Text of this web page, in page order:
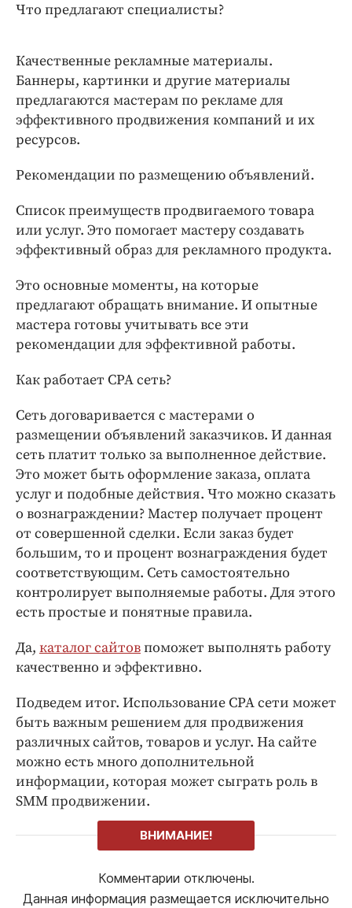
Что предлагают специалисты?
Качественные рекламные материалы.
Баннеры, картинки и другие материалы
предлагаются мастерам по рекламе для
эффективного продвижения компаний и их
ресурсов.
Рекомендации по размещению объявлений.
Список преимуществ продвигаемого товара
или услуг. Это помогает мастеру создавать
эффективный образ для рекламного продукта.
Это основные моменты, на которые
предлагают обращать внимание. И опытные
мастера готовы учитывать все эти
рекомендации для эффективной работы.
Как работает СРА сеть?
Сеть договаривается с мастерами о
размещении объявлений заказчиков. И данная
сеть платит только за выполненное действие.
Это может быть оформление заказа, оплата
услуг и подобные действия. Что можно сказать
о вознаграждении? Мастер получает процент
от совершенной сделки. Если заказ будет
большим, то и процент вознаграждения будет
соответствующим. Сеть самостоятельно
контролирует выполняемые работы. Для этого
есть простые и понятные правила.
Да, каталог сайтовпоможет выполнять работу
качественно и эффективно.
Подведем итог. Использование СРА сети может
быть важным решением для продвижения
различных сайтов, товаров и услуг. На сайте
можно есть много дополнительной
информации, которая может сыграть роль в
SMM продвижении.
ВНИМАНИЕ!
Комментарии отключены.
Данная информация размещается исключительно